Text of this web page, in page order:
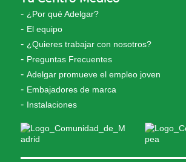
¿Por qué Adelgar?
El equipo
¿Quieres trabajar con nosotros?
Preguntas Frecuentes
Adelgar promueve el empleo joven
Embajadores de marca
Instalaciones